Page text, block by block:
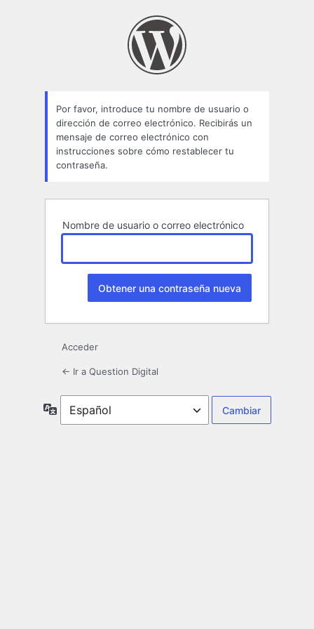
Por favor, introduce tu nombre de usuario o
dirección de correo electrónico. Recibirás un
mensaje de correo electrónico con
instrucciones sobre cómo restablecer tu
contraseña.
Nombre de usuario o correo electrónico
Acceder
← Ir a Question Digital
Idioma